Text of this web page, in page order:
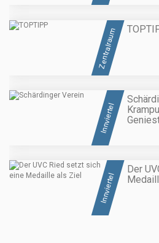
Zentralraum
Innviertel
Innviertel
Der